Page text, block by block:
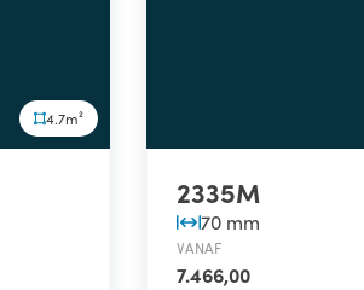
4.7m²
2335M
70 mm
VANAF
7.466,00